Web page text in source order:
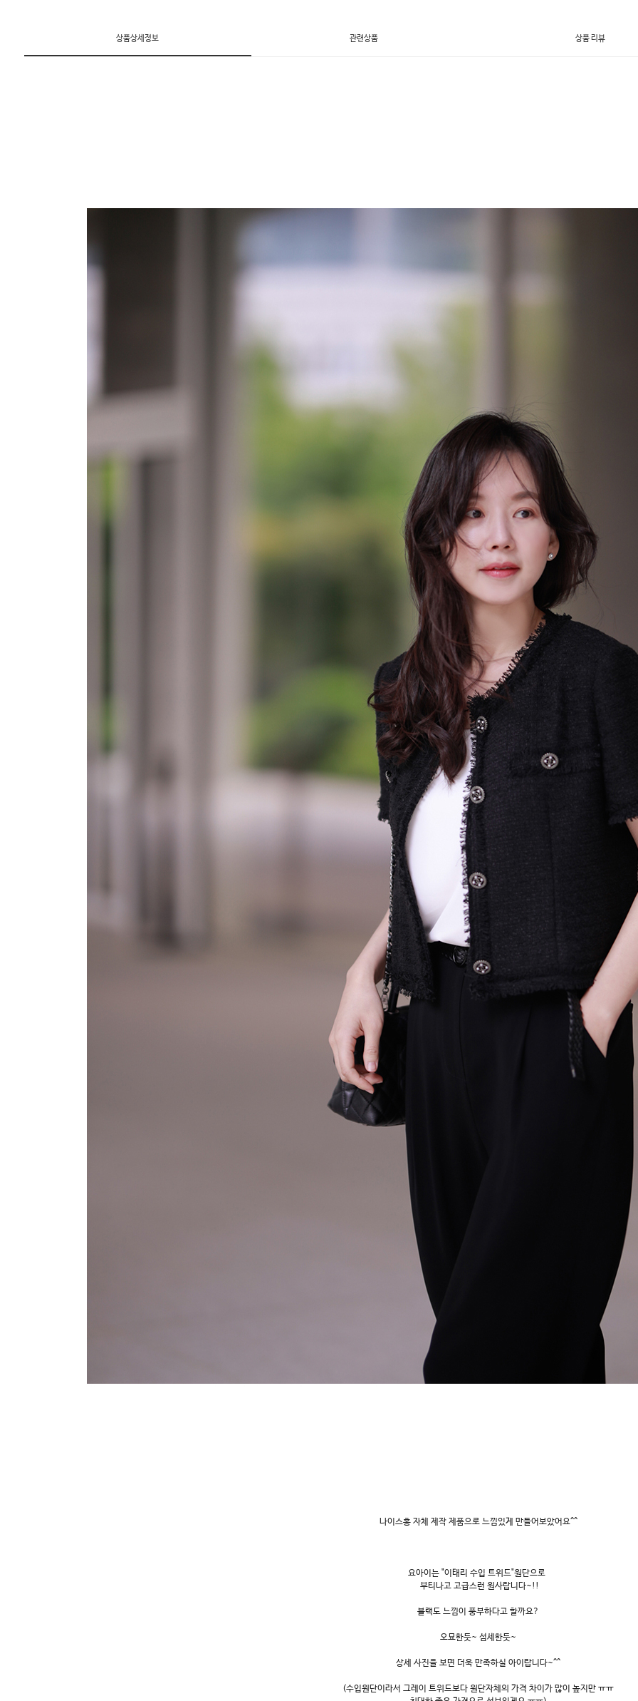
상품상세정보 관련상품 상품 리뷰
나이스홍 자체 제작 제품으로 느낌있게 만들어보았어요^^
요아이는 "이태리 수입 트위드"원단으로
부티나고 고급스런 원사랍니다~!!
블랙도 느낌이 풍부하다고 할까요?
오묘한듯~ 섬세한듯~
상세 사진을 보면 더욱 만족하실 아이랍니다~^^
(수입원단이라서 그레이 트위드보다 원단자체의 가격 차이가 많이 높지만 ㅠㅠ